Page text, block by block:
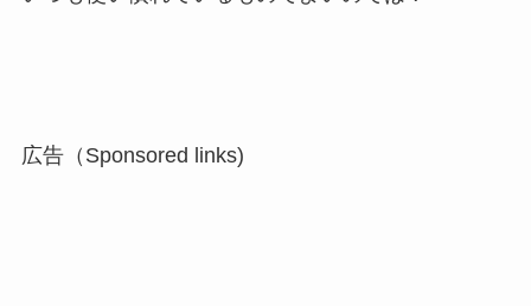
広告（Sponsored links)